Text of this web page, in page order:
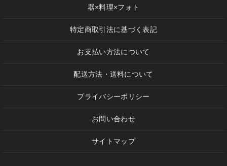
器×料理×フォト
特定商取引法に基づく表記
お支払い方法について
配送方法・送料について
プライバシーポリシー
お問い合わせ
サイトマップ